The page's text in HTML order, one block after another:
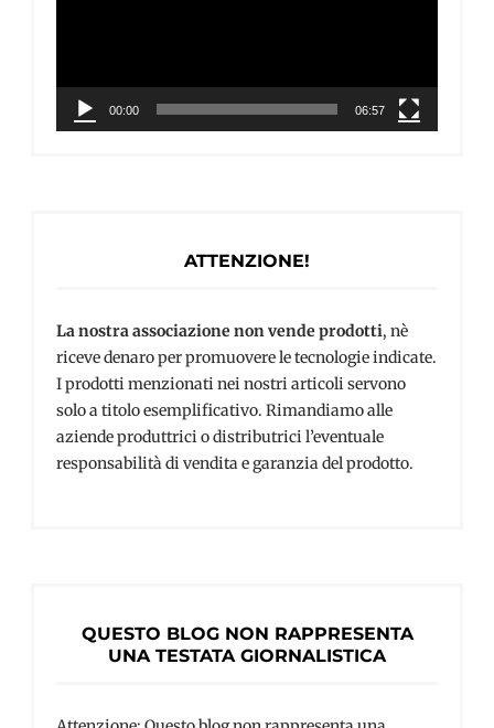
00:00 06:57
ATTENZIONE!
La nostra associazione non vende prodotti, nè
riceve denaro per promuovere le tecnologie indicate.
I prodotti menzionati nei nostri articoli servono
solo a titolo esemplificativo. Rimandiamo alle
aziende produttrici o distributrici l’eventuale
responsabilità di vendita e garanzia del prodotto.
QUESTO BLOG NON RAPPRESENTA
UNA TESTATA GIORNALISTICA